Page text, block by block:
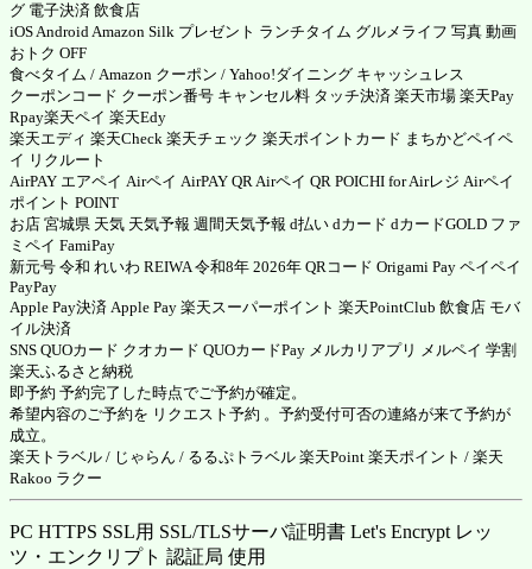
グ 電子決済 飲食店
iOS Android Amazon Silk プレゼント ランチタイム グルメライフ 写真 動画
おトク OFF
食べタイム / Amazon クーポン / Yahoo!ダイニング キャッシュレス
クーポンコード クーポン番号 キャンセル料 タッチ決済 楽天市場 楽天Pay
Rpay楽天ペイ 楽天Edy
楽天エディ 楽天Check 楽天チェック 楽天ポイントカード まちかどペイペ
イ リクルート
AirPAY エアペイ Airペイ AirPAY QRAirペイ QR POICHI for Airレジ Airペイ
ポイント POINT
お店 宮城県 天気 天気予報 週間天気予報 d払い dカード dカードGOLD ファ
ミペイ FamiPay
新元号 令和 れいわ REIWA 令和8年 2026年 QRコード Origami Pay ペイペイ
PayPay
Apple Pay決済 Apple Pay 楽天スーパーポイント 楽天PointClub 飲食店 モバ
イル決済
SNS QUOカード クオカード QUOカードPay メルカリアプリ メルペイ 学割
楽天ふるさと納税
即予約 予約完了した時点でご予約が確定。
希望内容のご予約を リクエスト予約 。予約受付可否の連絡が来て予約が
成立。
楽天トラベル / じゃらん / るるぷトラベル 楽天Point 楽天ポイント / 楽天
Rakoo ラクー
PC HTTPS SSL用 SSL/TLSサーバ証明書 Let's Encrypt レッ
ツ・エンクリプト 認証局 使用